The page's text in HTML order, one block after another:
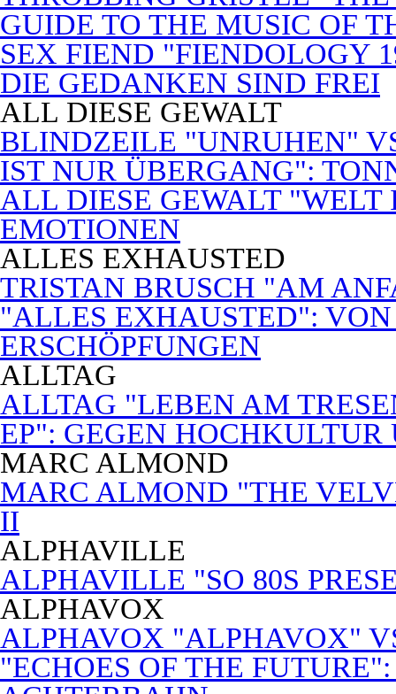
GUIDE TO THE MUSIC OF
SEX FIEND "FIENDOLOGY
DIE GEDANKEN SIND FREI
ALL DIESE GEWALT
BLINDZEILE "UNRUHEN"
IST NUR ÜBERGANG":
ALL DIESE GEWALT
EMOTIONEN
ALLES EXHAUSTED
TRISTAN BRUSCH "AM
"ALLES EXHAUSTED":
ERSCHÖPFUNGEN
ALLTAG
ALLTAG "LEBEN AM
EP": GEGEN
MARC ALMOND
MARC ALMOND "THE
II
ALPHAVILLE
ALPHAVILLE "SO 80S
ALPHAVOX
ALPHAVOX "ALPHAVOX"
"ECHOES OF THE